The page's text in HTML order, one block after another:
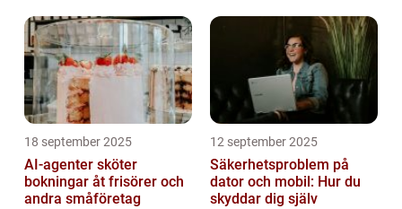
18 september 2025
AI-agenter sköter
bokningar åt frisörer och
andra småföretag
12 september 2025
Säkerhetsproblem på
dator och mobil: Hur du
skyddar dig själv